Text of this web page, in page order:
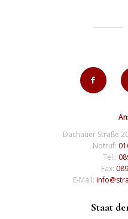
Dachauer Straße
Notruf:
Tel.:
Fax:
E-Mail:
Staat